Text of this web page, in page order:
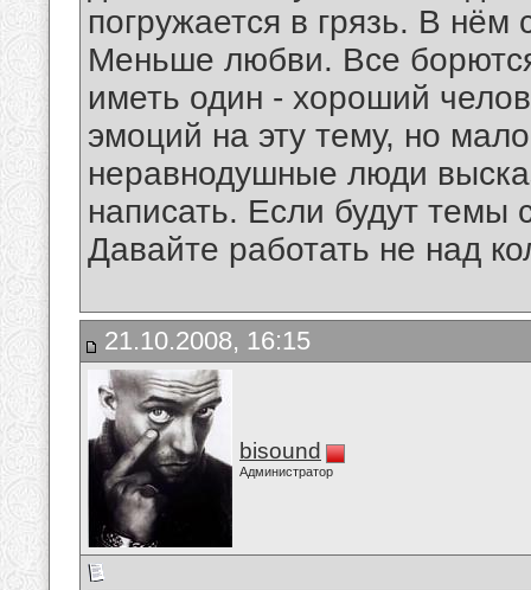
погружается в грязь. В
Меньше любви. Все
иметь один - хороший
эмоций на эту тему, но
неравнодушные люди
написать. Если будут темы
Давайте работать не над
21.10.2008, 16:15
bisound
Администратор